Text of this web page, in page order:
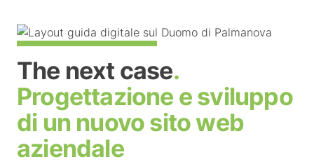
The next case.
Progettazione e sviluppo
di un nuovo sito web
aziendale